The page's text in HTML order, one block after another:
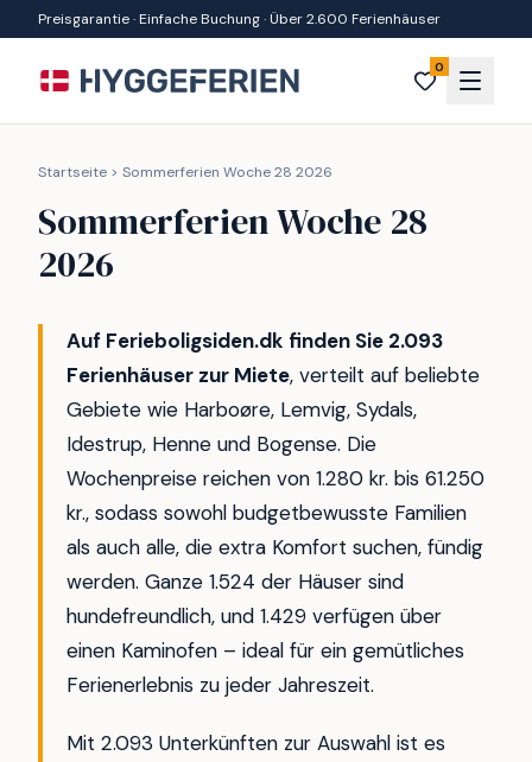
Zum Inhalt springen
Preisgarantie · Einfache Buchung · Über 2.600 Ferienhäuser
0
Startseite > Sommerferien Woche 28 2026
Sommerferien Woche 28
2026
Auf Ferieboligsiden.dk finden Sie 2.093
Ferienhäuser zur Miete, verteilt auf beliebte
Gebiete wie Harboøre, Lemvig, Sydals,
Idestrup, Henne und Bogense. Die
Wochenpreise reichen von 1.280 kr. bis 61.250
kr., sodass sowohl budgetbewusste Familien
als auch alle, die extra Komfort suchen, fündig
werden. Ganze 1.524 der Häuser sind
hundefreundlich, und 1.429 verfügen über
einen Kaminofen – ideal für ein gemütliches
Ferienerlebnis zu jeder Jahreszeit.
Mit 2.093 Unterkünften zur Auswahl ist es